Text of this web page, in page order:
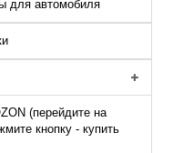
для автомобиля
(перейдите на
кнопку - купить